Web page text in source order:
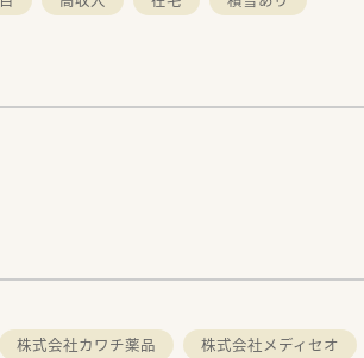
株式会社カワチ薬品 株式会社メディセオ